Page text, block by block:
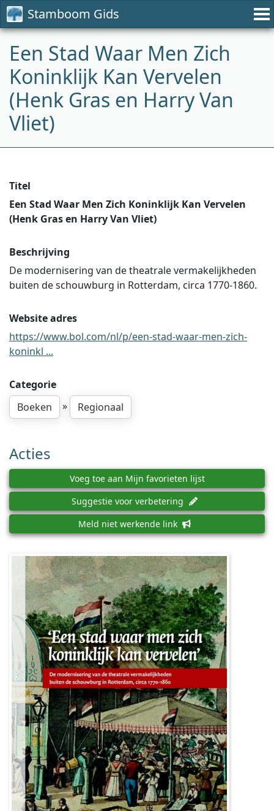
Stamboom Gids
Een Stad Waar Men Zich
Koninklijk Kan Vervelen
(Henk Gras en Harry Van
Vliet)
Titel
Een Stad Waar Men Zich Koninklijk Kan Vervelen
(Henk Gras en Harry Van Vliet)
Beschrijving
De modernisering van de theatrale vermakelijkheden
buiten de schouwburg in Rotterdam, circa 1770-1860.
Website adres
https://www.bol.com/nl/p/een-stad-waar-men-zich-
koninkl ...
Categorie
Boeken
» Regionaal
Acties
Voeg toe aan Mijn favorieten lijst
Suggestie voor verbetering
Meld niet werkende link